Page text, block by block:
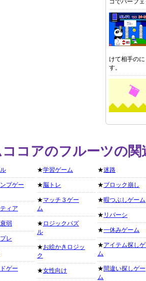
コでパーフ
けて相手の
す。
コアのフルーツの
プゲー
ィア
弱
レ
ゲー
★学習ゲーム
★脳トレ
★マッチ３ゲー
ム
★ ロジックパズ
ル
★お絵かきロジッ
ク
★女性向け
★迷路
★ブロック崩し
★暇つぶしゲーム
★ リバーシ
★一休みゲーム
★アイテム探し
ム
★間違い探しゲー
ム